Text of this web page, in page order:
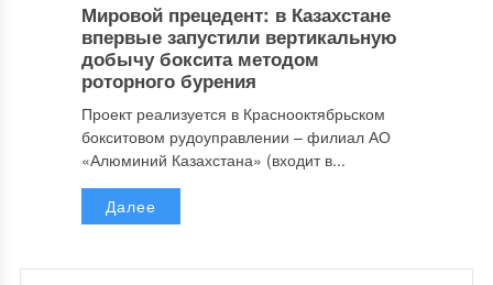
Мировой прецедент: в Казахстане
впервые запустили вертикальную
добычу боксита методом
роторного бурения
Проект реализуется в Краснооктябрьском
бокситовом рудоуправлении – филиал АО
«Алюминий Казахстана» (входит в...
Далее